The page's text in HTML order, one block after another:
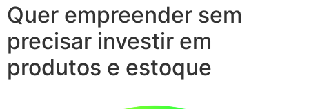
Quer empreender sem
precisar investir em
produtos e estoque